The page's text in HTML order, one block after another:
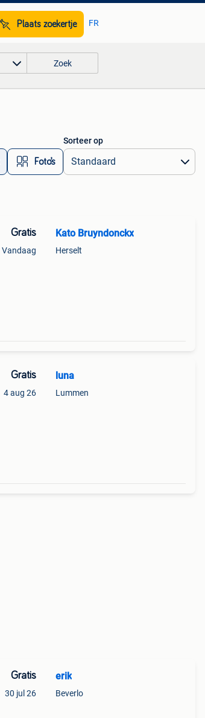
Plaats zoekertje FR
Zoek
Foto’s
Sorteer op
Gratis
Vandaag
Kato Bruyndonckx
Herselt
Gratis
4 aug 26
luna
Lummen
Gratis
30 jul 26
erik
Beverlo